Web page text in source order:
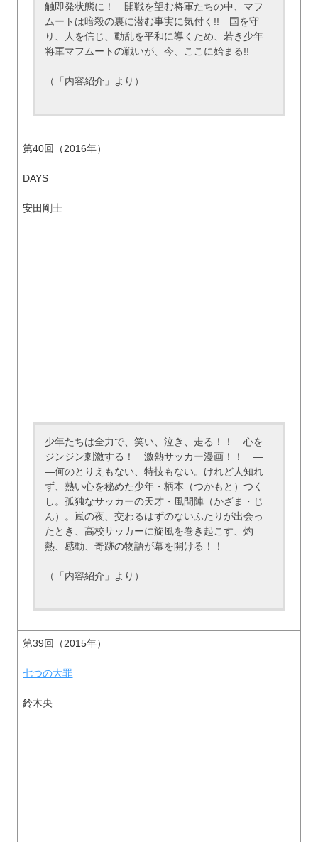
触即発状態に！ 開戦を望む将軍たちの中、マフ
ムートは暗殺の裏に潜む事実に気付く!! 国を守
り、人を信じ、動乱を平和に導くため、若き少年
将軍マフムートの戦いが、今、ここに始まる!!
（「内容紹介」より）
第40回（2016年）
DAYS
安田剛士
少年たちは全力で、笑い、泣き、走る！！ 心を
ジンジン刺激する！ 激熱サッカー漫画！！ ―
―何のとりえもない、特技もない。けれど人知れ
ず、熱い心を秘めた少年・柄本（つかもと）つく
し。孤独なサッカーの天才・風間陣（かざま・じ
ん）。嵐の夜、交わるはずのないふたりが出会っ
たとき、高校サッカーに旋風を巻き起こす、灼
熱、感動、奇跡の物語が幕を開ける！！
（「内容紹介」より）
第39回（2015年）
七つの大罪
鈴木央